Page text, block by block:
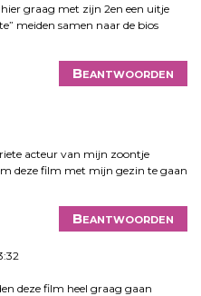
graag met zijn 2en een uitje
meiden samen naar de bios
Beantwoorden
acteur van mijn zoontje
deze film met mijn gezin te gaan
Beantwoorden
deze film heel graag gaan